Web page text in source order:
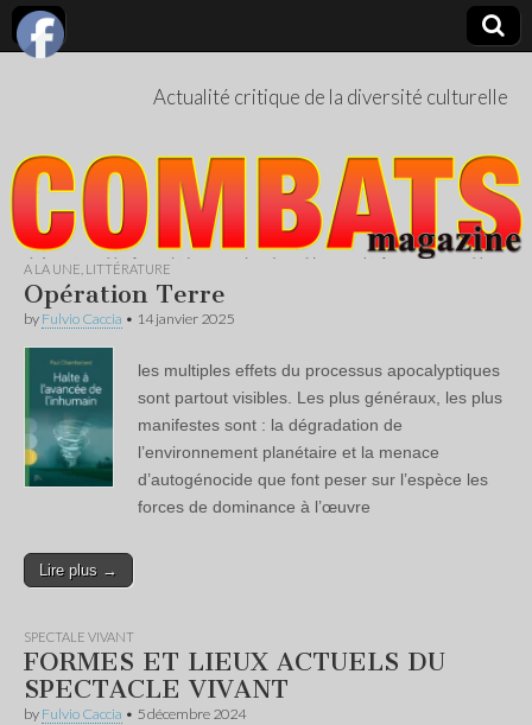
Actualité critique de la diversité culturelle
A LA UNE LITTÉRATURE
Opération Terre
by Fulvio Caccia • 14 janvier 2025
les multiples effets du processus apocalyptiques
sont partout visibles. Les plus généraux, les plus
manifestes sont : la dégradation de
l’environnement planétaire et la menace
d’autogénocide que font peser sur l’espèce les
forces de dominance à l’œuvre
Lire plus →
SPECTALE VIVANT
FORMES ET LIEUX ACTUELS DU
SPECTACLE VIVANT
by Fulvio Caccia • 5 décembre 2024